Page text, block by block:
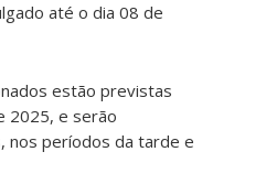
até o dia 08 de
estão previstas
2025, e serão
nos períodos da tarde e